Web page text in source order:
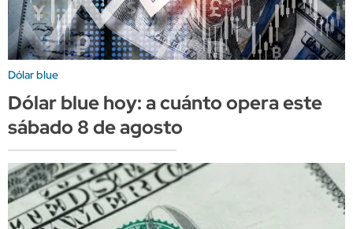
Dólar blue
Dólar blue hoy: a cuánto opera este
sábado 8 de agosto